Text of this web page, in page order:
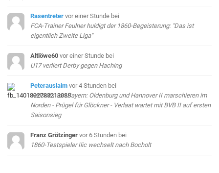
Rasentreter vor einer Stunde bei
FCA-Trainer Feulner huldigt der 1860-Begeisterung: "Das ist
eigentlich Zweite Liga"
Altlöwe60 vor einer Stunde bei
U17 verliert Derby gegen Haching
Peterauslaim vor 4 Stunden bei
Jenseits von Bayern: Oldenburg und Hannover II marschieren im
Norden - Prügel für Glöckner - Verlaat wartet mit BVB II auf ersten
Saisonsieg
Franz Grötzinger vor 6 Stunden bei
1860-Testspieler Ilic wechselt nach Bocholt